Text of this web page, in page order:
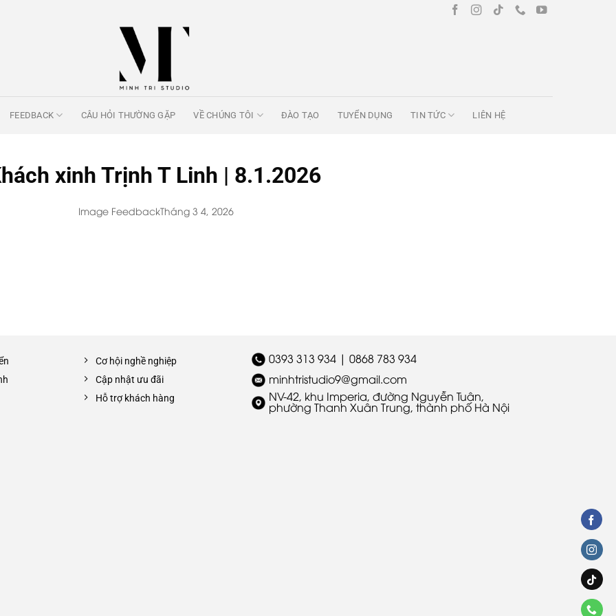
FEEDBACK CÂU HỎI THƯỜNG GẶP VỀ CHÚNG TÔI ĐÀO TẠO TUYỂN DỤNG TIN TỨC LIÊN HỆ
xinh Trịnh T Linh | 8.1.2026
Image FeedbackTháng 3 4, 2026
Cơ hội nghề nghiệp
Cập nhật ưu đãi
Hỗ trợ khách hàng
0393 313 934 | 0868 783 934
minhtristudio9@gmail.com
NV-42, khu Imperia, đường Nguyễn Tuân,
phường Thanh Xuân Trung, thành phố Hà Nội